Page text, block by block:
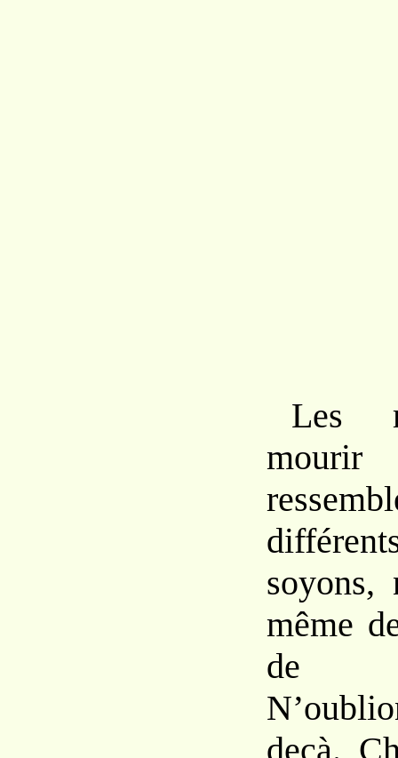
Les
soyons,
même
de
deçà.